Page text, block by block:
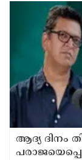
ആദ്യ ദിനം